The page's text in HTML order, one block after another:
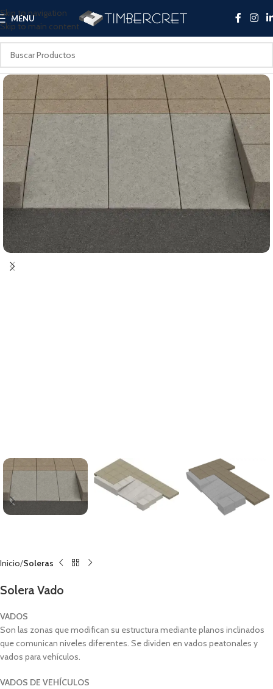
Skip to navigation
Skip to main content
MENU
Inicio Soleras
Solera Vado
VADOS
Son las zonas que modifican su estructura mediante planos inclinados
que comunican niveles diferentes. Se dividen en vados peatonales y
vados para vehículos.
VADOS DE VEHÍCULOS